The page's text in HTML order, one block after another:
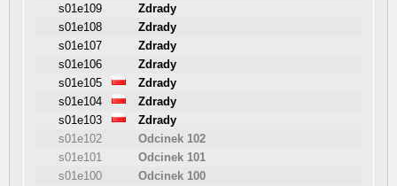
s01e109
Zdrady
s01e108
Zdrady
s01e107
Zdrady
s01e106
Zdrady
s01e105
Zdrady
s01e104
Zdrady
s01e103
Zdrady
s01e102
Odcinek 102
s01e101
Odcinek 101
s01e100
Odcinek 100